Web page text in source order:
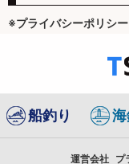
※プライバシーポリシ
船釣り 海
運営会社 プ